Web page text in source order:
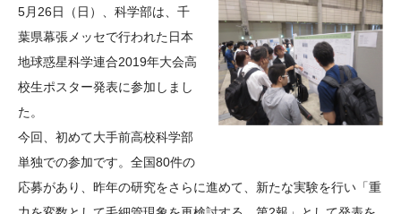
年報一覧 中谷財団レポート
科学教育振興助成・
次世代理系人材育成プ
ログラム助成
アクセス よくあるご質問
サイトマップ 中谷財団アーカイブ
日本語 English マイページ
5月26日（日）、科学部は、千
葉県幕張メッセで行われた日本
地球惑星科学連合2019年大会高
校生ポスター発表に参加しまし
た。
今回、初めて大手前高校科学部
単独での参加です。全国80件の
応募があり、昨年の研究をさらに進めて、新たな実験を行い「重